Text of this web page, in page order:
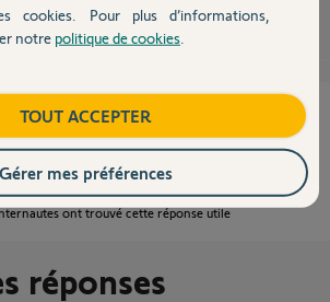
vous a-t-elle aidé ?
NON
ont trouvé cette réponse utile
réponses
cookies. Pour plus d’informations,
notre politique de cookies
TOUT ACCEPTER
Gérer mes préférences